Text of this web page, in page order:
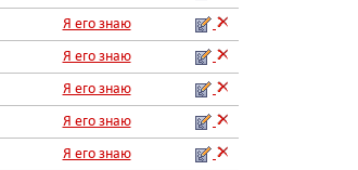
Я его знаю
Я его знаю
Я его знаю
Я его знаю
Я его знаю